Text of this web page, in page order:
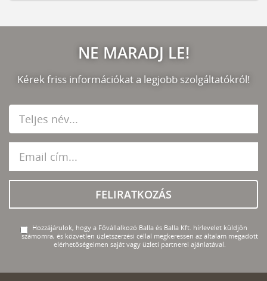
NE MARADJ LE!
Kérek friss információkat a legjobb szolgáltatókról!
FELIRATKOZÁS
Hozzájárulok, hogy a Fővállalkozó Balla és Balla Kft. hírlevelet küldjön
számomra, és közvetlen üzletszerzési céllal megkeressen az általam megadott
elérhetőségeimen saját vagy üzleti partnerei ajánlatával.